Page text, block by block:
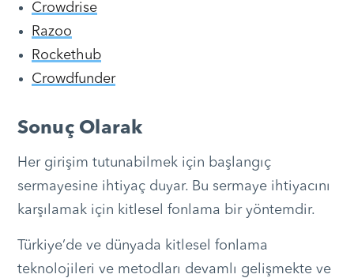
Crowdrise
Razoo
Rockethub
Crowdfunder
Sonuç Olarak
Her girişim tutunabilmek için başlangıç
sermayesine ihtiyaç duyar. Bu sermaye ihtiyacını
karşılamak için kitlesel fonlama bir yöntemdir.
Türkiye’de ve dünyada kitlesel fonlama
teknolojileri ve metodları devamlı gelişmekte ve